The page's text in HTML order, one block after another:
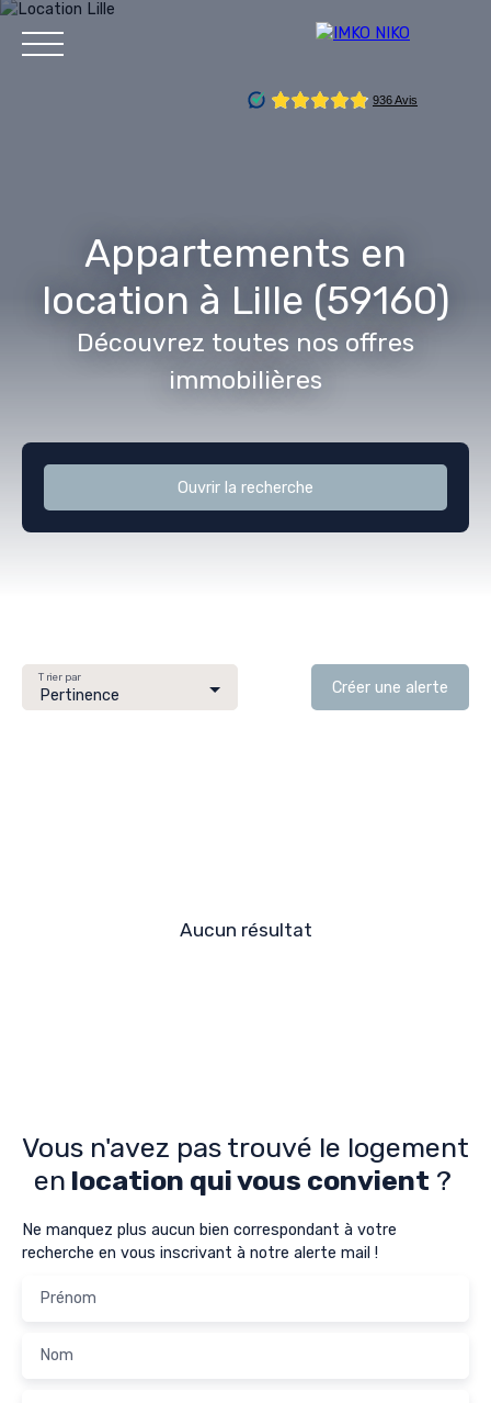
Estimation
Appartements en
location à Lille (59160)
Découvrez toutes nos offres
immobilières
Ouvrir la recherche
Lille (59160)
Pertinence
Trier par
Créer une alerte
Aucun résultat
Vous n'avez pas trouvé le logement
en location qui vous convient ?
Ne manquez plus aucun bien correspondant à votre
recherche en vous inscrivant à notre alerte mail !
Prénom
Nom